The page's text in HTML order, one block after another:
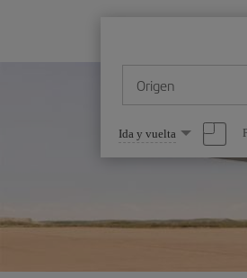
Origen
Seleccione
una
opción
Ida y vuelta